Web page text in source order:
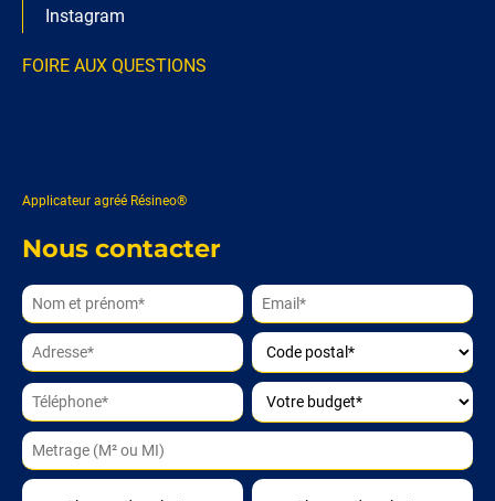
Instagram
FOIRE AUX QUESTIONS
Applicateur agréé Résineo®
Nous contacter